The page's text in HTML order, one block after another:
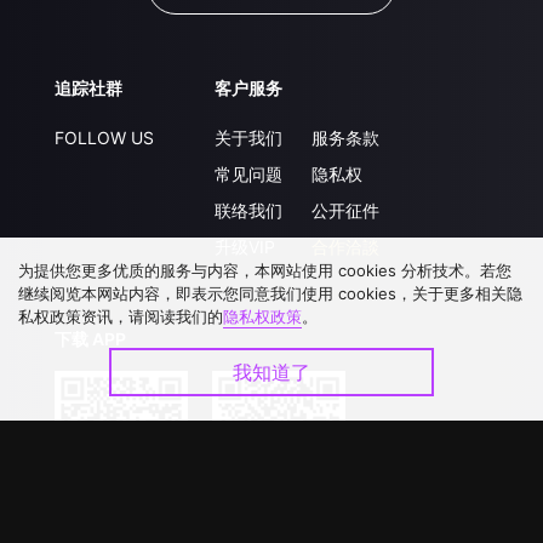
追踪社群
FOLLOW US
客户服务
关于我们
常见问题
联络我们
服务条款
隐私权
公开征件
为提供您更多优质的服务与内容，本网站使用 cookies 分析技术。若您
继续阅览本网站内容，即表示您同意我们使用 cookies，关于更多相关隐
私权政策资讯，请阅读我们的隐私权政策。
我知道了